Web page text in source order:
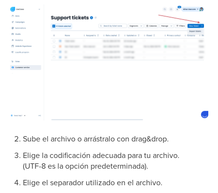
Sube el archivo o arrástralo con drag&drop.
Elige la codificación adecuada para tu archivo.
(UTF-8 es la opción predeterminada).
Elige el separador utilizado en el archivo.